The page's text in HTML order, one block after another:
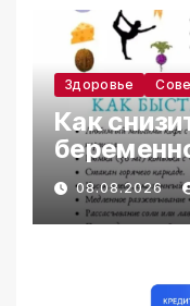
Здоровье
Как
условиях
08.08.2026